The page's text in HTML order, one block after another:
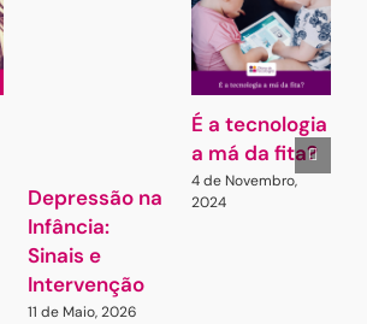
Depressão na
Infância:
Sinais e
Intervenção
11 de Maio, 2026
É a tecnologia
a má da fita?
4 de Novembro,
2024